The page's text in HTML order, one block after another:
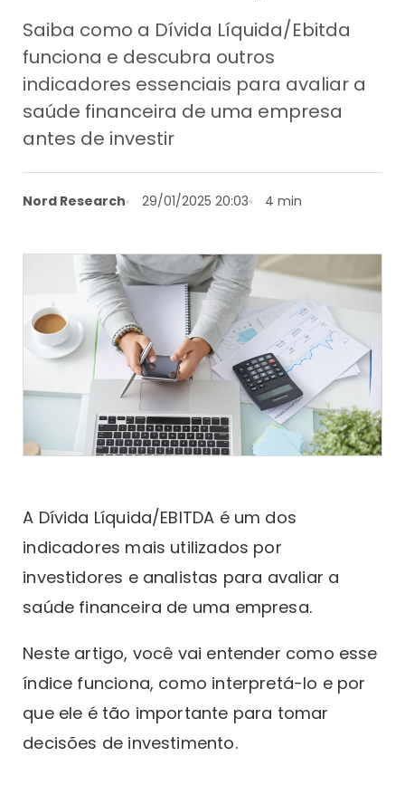
Saiba como a Dívida Líquida/Ebitda
funciona e descubra outros
indicadores essenciais para avaliar a
saúde financeira de uma empresa
antes de investir
Nord Research 29/01/2025 20:03 4 min
A Dívida Líquida/EBITDA é um dos
indicadores mais utilizados por
investidores e analistas para avaliar a
saúde financeira de uma empresa.
Neste artigo, você vai entender como esse
índice funciona, como interpretá-lo e por
que ele é tão importante para tomar
decisões de investimento.